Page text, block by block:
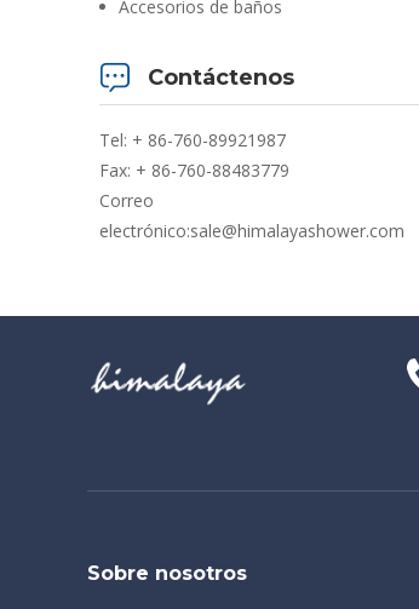
Accesorios de baños
Contáctenos
Tel: + 86-760-89921987
Fax: + 86-760-88483779
Correo
electrónico:sale@himalayashower.com
Sobre nosotros